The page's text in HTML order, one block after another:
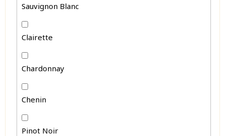
Sauvignon Blanc
Clairette
Chardonnay
Chenin
Pinot Noir